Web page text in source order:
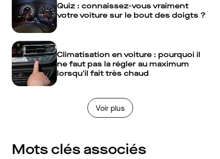
Quiz : connaissez-vous vraiment
votre voiture sur le bout des doigts ?
Climatisation en voiture : pourquoi il
ne faut pas la régler au maximum
lorsqu'il fait très chaud
Voir plus
Mots clés associés